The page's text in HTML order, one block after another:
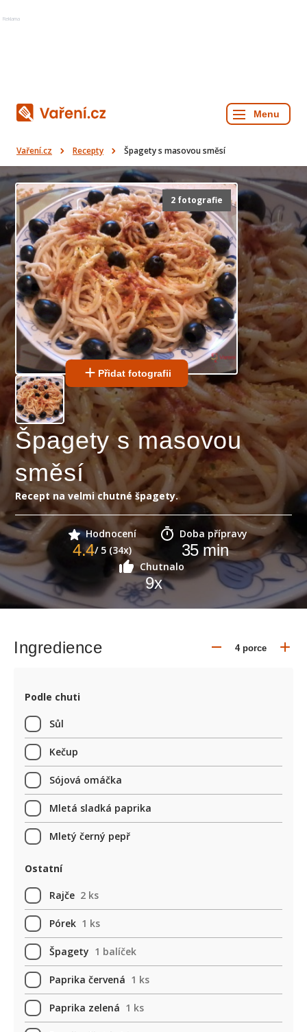
Reklama
Vaření.cz Recepty Špagety s masovou směsí
2 fotografie
Přidat fotografii
Špagety s masovou
směsí
Recept na velmi chutné špagety.
Hodnocení
4.4/ 5 (34x)
Doba přípravy
35min
Chutnalo
9x
Ingredience
Podle chuti
Sůl
Kečup
Sójová omáčka
Mletá sladká paprika
Mletý černý pepř
Ostatní
Rajče 2 ks
Pórek 1 ks
Špagety 1 balíček
Paprika červená 1 ks
Paprika zelená 1 ks